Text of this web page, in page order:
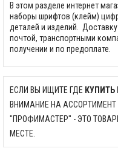
В этом разделе интернет
наборы шрифтов (клейм)
деталей и изделий.
почтой, транспортными
получении и по предоплате.
ЕСЛИ ВЫ ИЩИТЕ ГДЕ
ВНИМАНИЕ НА
"ПРОФИМАСТЕР" - ЭТО
МЕСТЕ.